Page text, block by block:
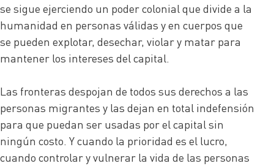
se sigue ejerciendo un poder colonial que divide a la
humanidad en personas válidas y en cuerpos que
se pueden explotar, desechar, violar y matar para
mantener los intereses del capital.
Las fronteras despojan de todos sus derechos a las
personas migrantes y las dejan en total indefensión
para que puedan ser usadas por el capital sin
ningún costo. Y cuando la prioridad es el lucro,
cuando controlar y vulnerar la vida de las personas